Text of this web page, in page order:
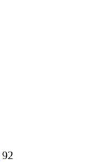
92